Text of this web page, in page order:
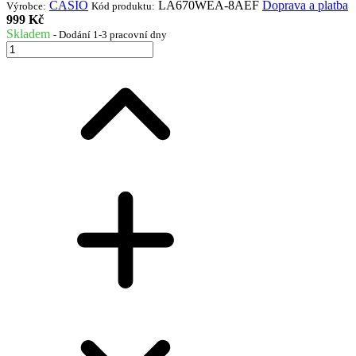
Výrobce: CASIO Kód produktu: LA670WEA-8AEF Doprava a platba
999 Kč
Skladem - Dodání 1-3 pracovní dny